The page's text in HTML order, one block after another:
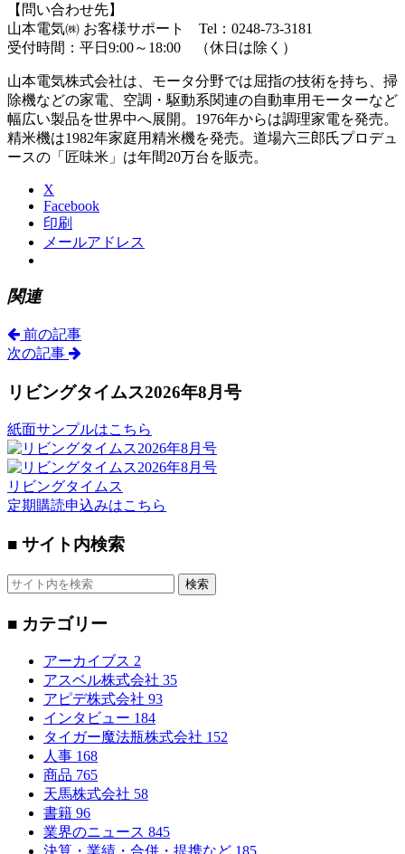
【問い合わせ先】
山本電気㈱ お客様サポート Tel：0248-73-3181
受付時間：平日9:00～18:00 （休日は除く）
山本電気株式会社は、モータ分野では屈指の技術を持ち、掃
除機などの家電、空調・駆動系関連の自動車用モーターなど
幅広い製品を世界中へ展開。1976年からは調理家電を発売。
精米機は1982年家庭用精米機を発売。道場六三郎氏プロデュ
ースの「匠味米」は年間20万台を販売。
X
Facebook
印刷
メールアドレス
関連
前の記事
次の記事
リビングタイムス2026年8月号
紙面サンプルはこちら
リビングタイムス
定期購読申込みはこちら
■ サイト内検索
検索
■ カテゴリー
アーカイブス 2
アスベル株式会社 35
アピデ株式会社 93
インタビュー 184
タイガー魔法瓶株式会社 152
人事 168
商品 765
天馬株式会社 58
書籍 96
業界のニュース 845